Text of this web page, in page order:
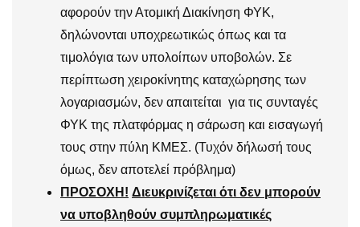
αφορούν την Ατομική Διακίνηση ΦΥΚ,
δηλώνονται υποχρεωτικώς όπως και τα
τιμολόγια των υπολοίπων υποβολών. Σε
περίπτωση χειροκίνητης καταχώρησης των
λογαριασμών, δεν απαιτείται για τις συνταγές
ΦΥΚ της πλατφόρμας η σάρωση και εισαγωγή
τους στην πύλη ΚΜΕΣ. (Τυχόν δήλωσή τους
όμως, δεν αποτελεί πρόβλημα)
ΠΡΟΣΟΧΗ! Διευκρινίζεται ότι δεν μπορούν
να υποβληθούν συμπληρωματικές